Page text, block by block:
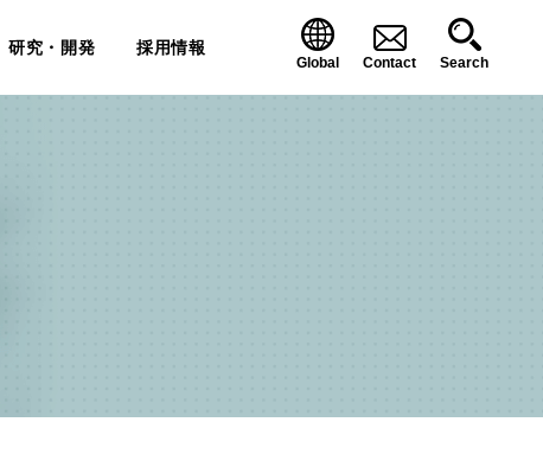
研究・開発 採用情報
Global Contact Search